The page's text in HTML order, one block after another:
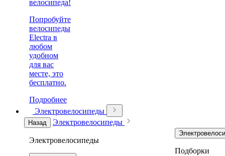
велосипеда!
Попробуйте
велосипеды
Electra в
любом
удобном
для вас
месте, это
бесплатно.
Подробнее
Электровелосипеды
Назад Электровелосипеды
Электровелосипеды
Подборки